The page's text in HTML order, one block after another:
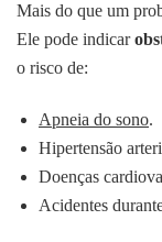
Mais do que um
Ele pode indicar
o risco de:
Apneia do sono.
Hipertensão
Doenças
Acidentes